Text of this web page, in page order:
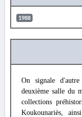
1988
On signale
deuxième salle du
collections
Koukounariès,